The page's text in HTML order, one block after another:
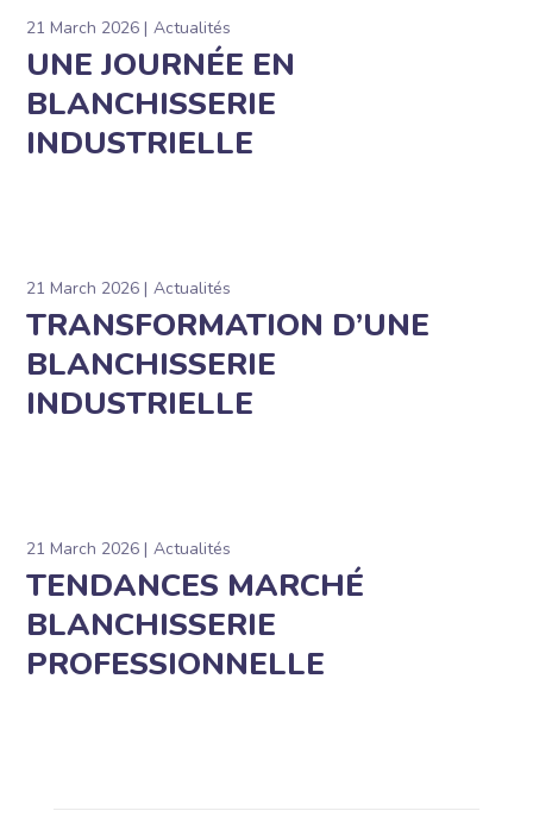
21 March 2026 Actualités
UNE JOURNÉE EN
BLANCHISSERIE
INDUSTRIELLE
21 March 2026 Actualités
TRANSFORMATION D’UNE
BLANCHISSERIE
INDUSTRIELLE
21 March 2026 Actualités
TENDANCES MARCHÉ
BLANCHISSERIE
PROFESSIONNELLE